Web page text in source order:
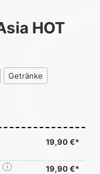
HOT
Getränke
19,90 €*
19,90 €*
i